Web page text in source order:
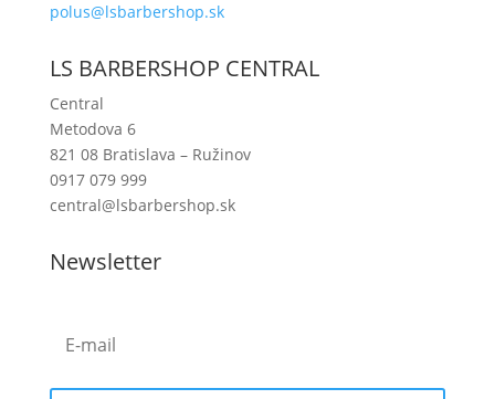
polus@lsbarbershop.sk
LS BARBERSHOP CENTRAL
Central
Metodova 6
821 08 Bratislava – Ružinov
0917 079 999
central@lsbarbershop.sk
Newsletter